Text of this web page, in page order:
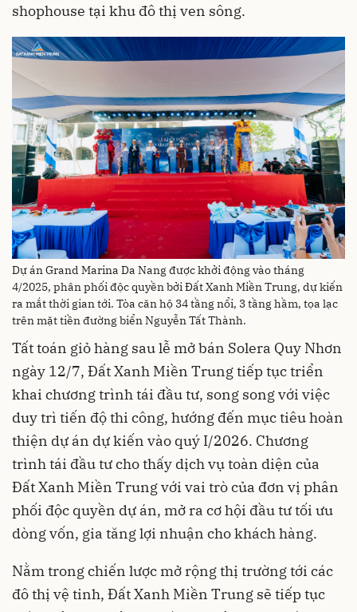
shophouse tại khu đô thị ven sông.
Dự án Grand Marina Da Nang được khởi động vào tháng
4/2025, phân phối độc quyền bởi Đất Xanh Miền Trung, dự kiến
ra mắt thời gian tới. Tòa căn hộ 34 tầng nổi, 3 tầng hầm, tọa lạc
trên mặt tiền đường biển Nguyễn Tất Thành.
Tất toán giỏ hàng sau lễ mở bán Solera Quy Nhơn
ngày 12/7, Đất Xanh Miền Trung tiếp tục triển
khai chương trình tái đầu tư, song song với việc
duy trì tiến độ thi công, hướng đến mục tiêu hoàn
thiện dự án dự kiến vào quý I/2026. Chương
trình tái đầu tư cho thấy dịch vụ toàn diện của
Đất Xanh Miền Trung với vai trò của đơn vị phân
phối độc quyền dự án, mở ra cơ hội đầu tư tối ưu
dòng vốn, gia tăng lợi nhuận cho khách hàng.
Nằm trong chiến lược mở rộng thị trường tới các
đô thị vệ tinh, Đất Xanh Miền Trung sẽ tiếp tục